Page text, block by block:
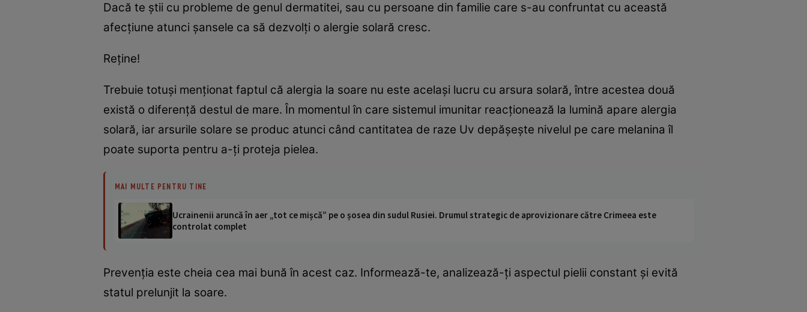
Dacă te ştii cu probleme de genul dermatitei, sau cu persoane din familie care s-au confruntat cu această
afecţiune atunci şansele ca să dezvolţi o alergie solară cresc.
Reţine!
Trebuie totuşi menţionat faptul că alergia la soare nu este acelaşi lucru cu arsura solară, între acestea două
există o diferenţă destul de mare. În momentul în care sistemul imunitar reacţionează la lumină apare alergia
solară, iar arsurile solare se produc atunci când cantitatea de raze Uv depăşeşte nivelul pe care melanina îl
poate suporta pentru a-ţi proteja pielea.
MAI MULTE PENTRU TINE
Ucrainenii aruncă în aer „tot ce mișcă” pe o șosea din sudul Rusiei. Drumul strategic de aprovizionare către Crimeea este
controlat complet
Prevenţia este cheia cea mai bună în acest caz. Informează-te, analizează-ţi aspectul pielii constant şi evită
statul prelunjit la soare.